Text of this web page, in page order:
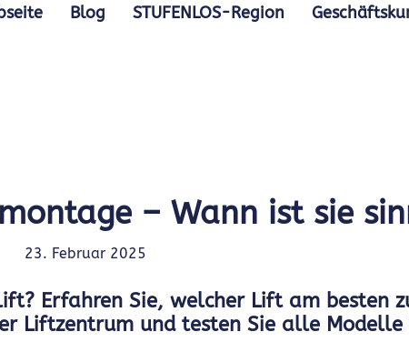
Blog STUFENLOS-Region
– Wann ist sie
23. Februar 2025
Erfahren Sie, welcher Lift am besten
Liftzentrum und testen Sie alle